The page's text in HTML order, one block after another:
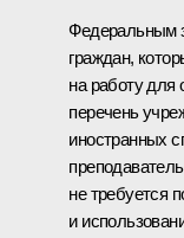
Федеральным
граждан,
на работу для
перечень
иностранных
не требуется
и